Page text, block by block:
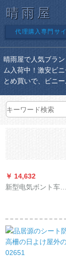
晴雨屋
代理購入専門サ
晴雨屋で人気ブラ
ム入荷中！激安ビ
とめ買いで、ビニ
￥ 14,632
新型电気ボント车の
防风カバーバUV伞
プレップAタワーの
骨フレイム黒＋前
カーンテン